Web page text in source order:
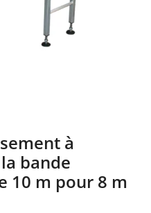
à
bande
10 m pour 8 m